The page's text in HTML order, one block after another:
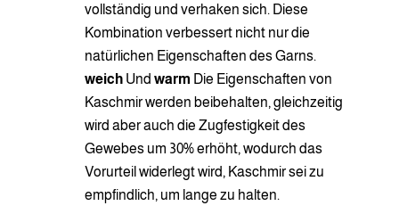
vollständig und verhaken sich. Diese
Kombination verbessert nicht nur die
natürlichen Eigenschaften des Garns.
weich Und warm Die Eigenschaften von
Kaschmir werden beibehalten, gleichzeitig
wird aber auch die Zugfestigkeit des
Gewebes um 30% erhöht, wodurch das
Vorurteil widerlegt wird, Kaschmir sei zu
empfindlich, um lange zu halten.